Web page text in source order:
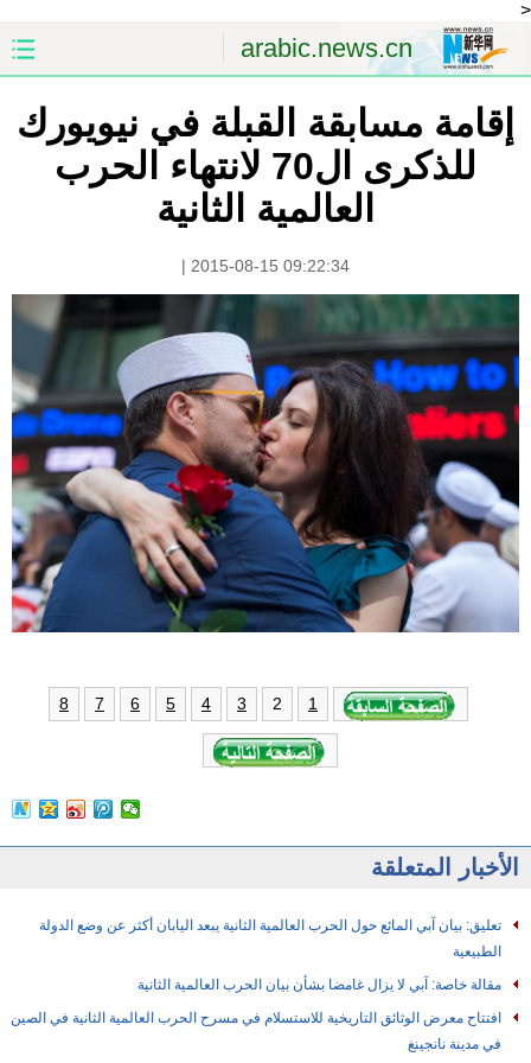
<
arabic.news.cn
الصين الصفحة الأولى
الشرق الأوسط العالم
العلوم والصحة الثقافة والتعليم
الرياضة السياحة والبيئة
مؤتمر صحفى للخارجية الصور
إقامة مسابقة القبلة في نيويورك
للذكرى ال70 لانتهاء الحرب
العالمية الثانية
| 2015-08-15 09:22:34
1
2
3
4
5
6
7
8
الأخبار المتعلقة
تعليق: بيان آبي المائع حول الحرب العالمية الثانية يبعد اليابان أكثر عن وضع الدولة
الطبيعية
مقالة خاصة: آبي لا يزال غامضا بشأن بيان الحرب العالمية الثانية
افتتاح معرض الوثائق التاريخية للاستسلام في مسرح الحرب العالمية الثانية في الصين
في مدينة نانجينغ